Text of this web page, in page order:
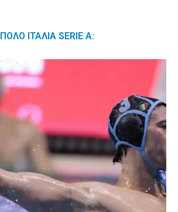
ΠΌΛΟ ΙΤΑΛΊΑ SERIE A: